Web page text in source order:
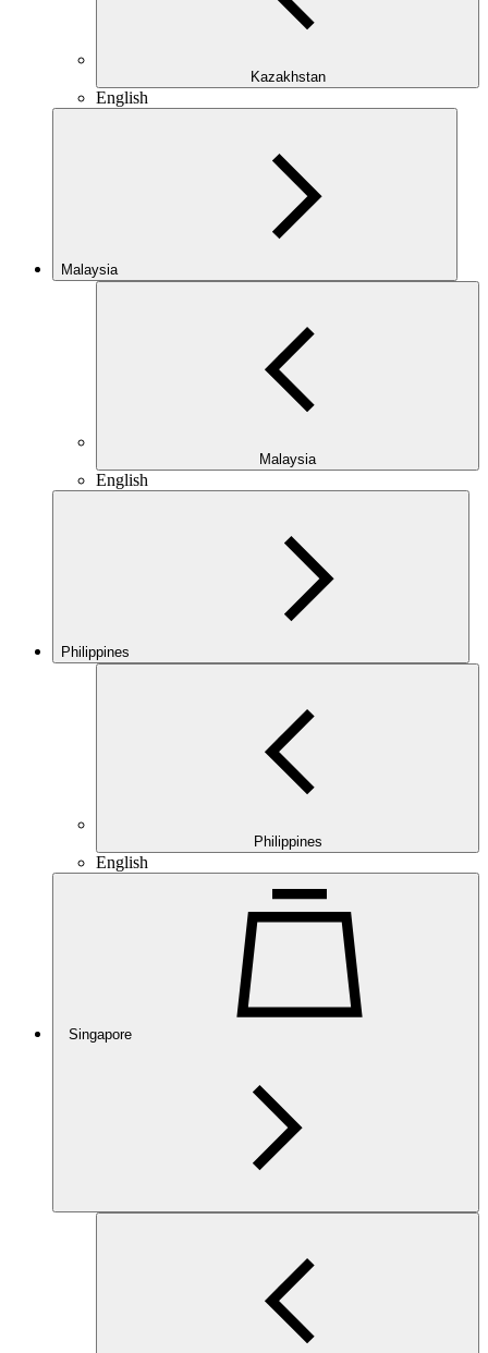
Kazakhstan
English
Malaysia
Malaysia
English
Philippines
Philippines
English
Singapore